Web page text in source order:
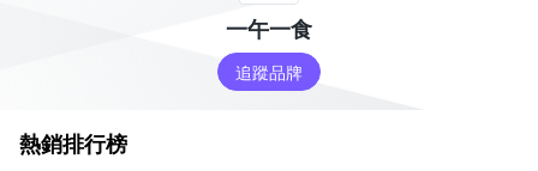
一午一食
追蹤品牌
熱銷排行榜